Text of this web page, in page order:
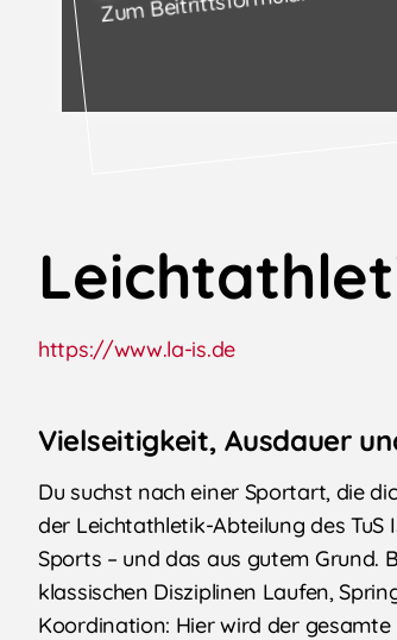
https://www.la-is.de
Vielseitigkeit, Ausdauer
Du suchst nach einer Sportart, die
der Leichtathletik-Abteilung des
Sports – und das aus gutem Grund.
klassischen Disziplinen Laufen,
Koordination: Hier wird der